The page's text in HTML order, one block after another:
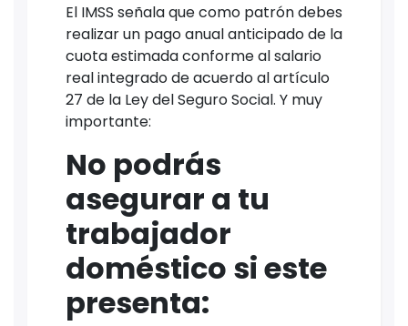
El IMSS señala que como patrón debes
realizar un pago anual anticipado de la
cuota estimada conforme al salario
real integrado de acuerdo al artículo
27 de la Ley del Seguro Social. Y muy
importante:
No podrás
asegurar a tu
trabajador
doméstico si este
presenta: